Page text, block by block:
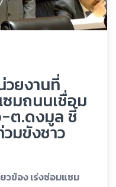
วยงานที่
ซมถนนเชื่อม
-ต.ดงมูล ชี้
มขังชาว
วข้อง เร่งซ่อมแซม